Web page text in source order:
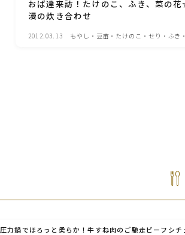
おば達来訪！たけのこ、ふき、菜の
漫の炊き合わせ
2012.03.13
もやし・豆苗・たけのこ・せり・ふき
圧力鍋でほろっと柔らか！牛すね肉のご馳走ビーフシチ